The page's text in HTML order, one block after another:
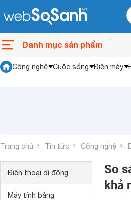
Danh mục sản phẩm
Công nghệ Cuộc sống Điện máy
Trang chủ Tin tức Công nghệ
Điện thoại di động
Máy tính bảng
So
khả